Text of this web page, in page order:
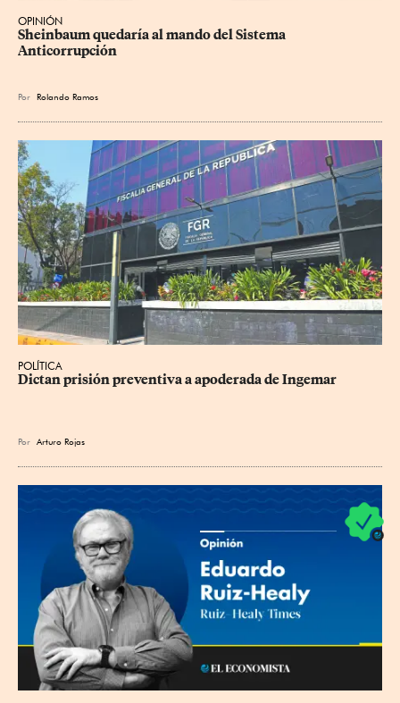
OPINIÓN
Sheinbaum quedaría al mando del Sistema
Anticorrupción
Por Rolando Ramos
POLÍTICA
Dictan prisión preventiva a apoderada de Ingemar
Por Arturo Rojas